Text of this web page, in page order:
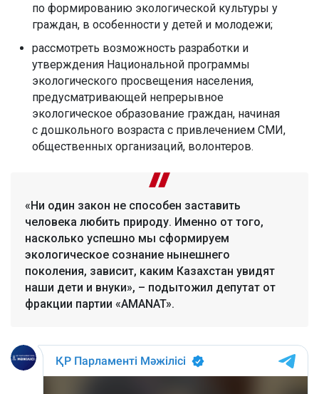
по формированию экологической культуры у
граждан, в особенности у детей и молодежи;
рассмотреть возможность разработки и
утверждения Национальной программы
экологического просвещения населения,
предусматривающей непрерывное
экологическое образование граждан, начиная
с дошкольного возраста с привлечением СМИ,
общественных организаций, волонтеров.
«Ни один закон не способен заставить
человека любить природу. Именно от того,
насколько успешно мы сформируем
экологическое сознание нынешнего
поколения, зависит, каким Казахстан увидят
наши дети и внуки», – подытожил депутат от
фракции партии «AMANAT».